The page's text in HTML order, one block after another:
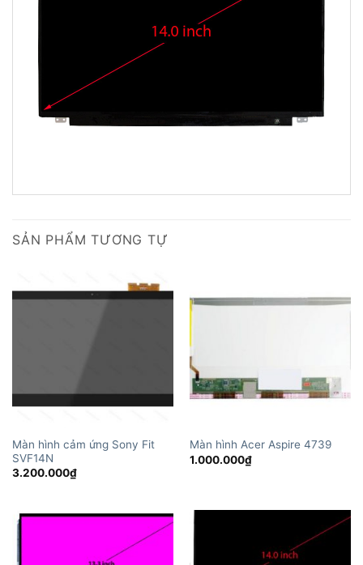
SẢN PHẨM TƯƠNG TỰ
Màn hình cảm ứng Sony Fit
SVF14N
3.200.000₫
Màn hình Acer Aspire 4739
1.000.000₫